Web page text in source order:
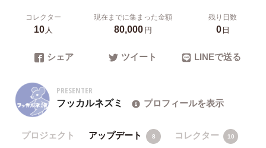
コレクター
10人
現在までに集まった金額
80,000円
残り日数
0日
シェア ツイート LINEで送る
PRESENTER
フッカルネズミ プロフィールを表示
プロジェクト アップデート 8 コレクター 10